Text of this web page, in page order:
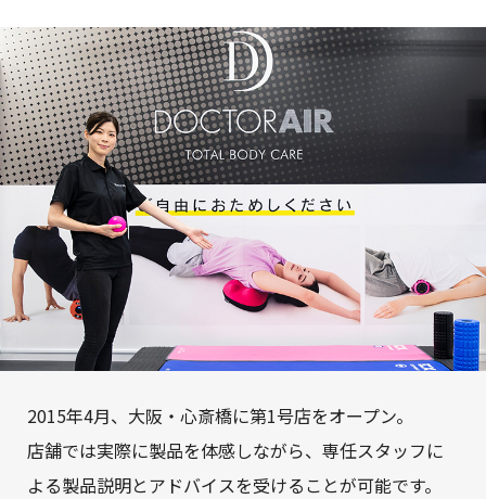
2015年4月、大阪・心斎橋に第1号店をオープン。
店舗では実際に製品を体感しながら、専任スタッフに
よる製品説明とアドバイスを受けることが可能です。